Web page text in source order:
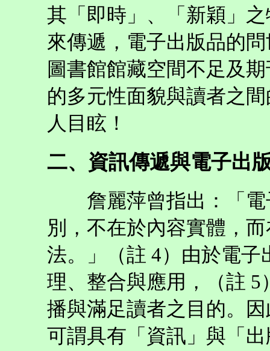
其「即時」、「新穎」
來傳遞，電子出版品的
圖書館館藏空間不足及
的多元性面貌與讀者之
人目眩！
二、資訊傳遞與電子出
詹麗萍曾指出：「電
別，不在於內容實體，
法。」（註 4）由於電
理、整合與應用，（註
播與滿足讀者之目的。
可謂具有「資訊」與「